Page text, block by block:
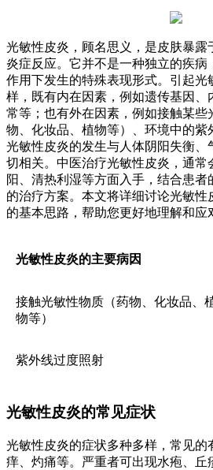
光敏性皮炎，顾名思义，是皮肤暴露
炎症反应。它并不是一种独立的疾病
作用下发生的特殊表现形式。引起光
样，既有内在因素，例如遗传基因、
常等；也有外在因素，例如接触某些
物、化妆品、植物等）、环境中的紫
光敏性皮炎的发生与人体阴阳失衡、
切相关。中医治疗光敏性皮炎，通常
阳、清热利湿等方面入手，结合患
的治疗方案。本文将详细讨论光敏性
的基本思路，帮助您更好地理解和应
光敏性皮炎的主要病因
接触光敏性物质（药物、化妆品、
物等）
紫外线过度照射
光敏性皮炎的常见症状
光敏性皮炎的症状多种多样，常见的
痒、灼痛等。严重者可出现水疱、丘